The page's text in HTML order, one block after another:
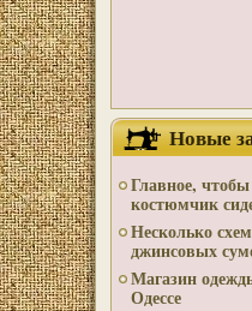
Новые
Главное, чтобы
костюмчик
Несколько
джинсовых
Магазин
Одессе